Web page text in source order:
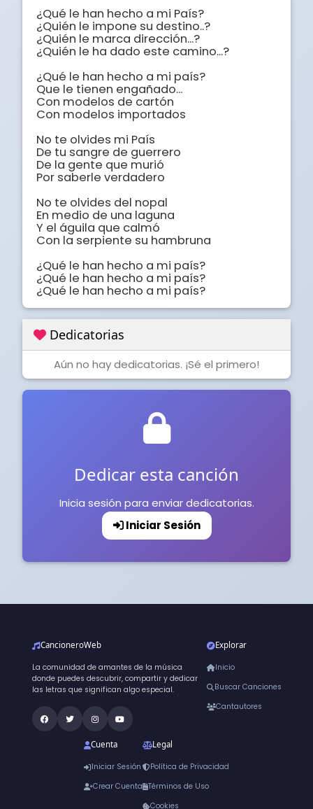
¿Qué le han hecho a mi País?
¿Quién le impone su destino..?
¿Quién le marca dirección...?
¿Quién le ha dado este camino...?
¿Qué le han hecho a mi país?
Que le tienen engañado...
Con modelos de cartón
Con modelos importados
No te olvides mi País
De tu sangre de guerrero
De la gente que murió
Por saberle verdadero
No te olvides del nopal
En medio de una laguna
Y el águila que calmó
Con la serpiente su hambruna
¿Qué le han hecho a mi país?
¿Qué le han hecho a mi país?
¿Qué le han hecho a mi país?
Dedicatorias
Aún no hay dedicatorias. ¡Sé el primero!
Dedicar esta canción
Inicia sesión para enviar dedicatorias.
Iniciar Sesión
CancioneroWeb
La comunidad de amantes de la música
donde puedes descubrir, compartir y dedicar
las letras que significan algo especial.
Explorar
Inicio
Buscar Canciones
Cantautores
Cuenta
Iniciar Sesión
Crear Cuenta
Legal
Política de Privacidad
Términos de Uso
Cookies